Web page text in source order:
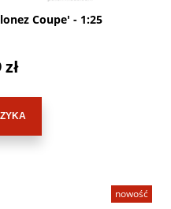
Coupe' - 1:25
nowość